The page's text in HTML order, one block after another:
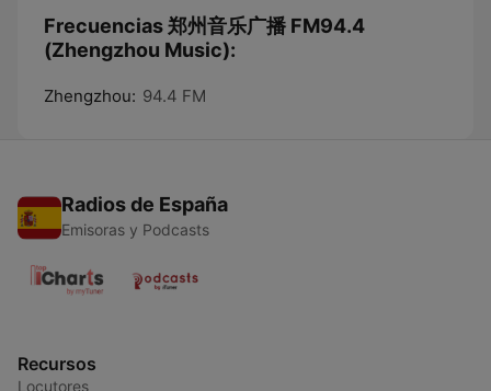
Frecuencias 郑州音乐广播 FM94.4
(Zhengzhou Music):
Zhengzhou: 94.4 FM
Radios de España
Emisoras y Podcasts
Recursos
Locutores